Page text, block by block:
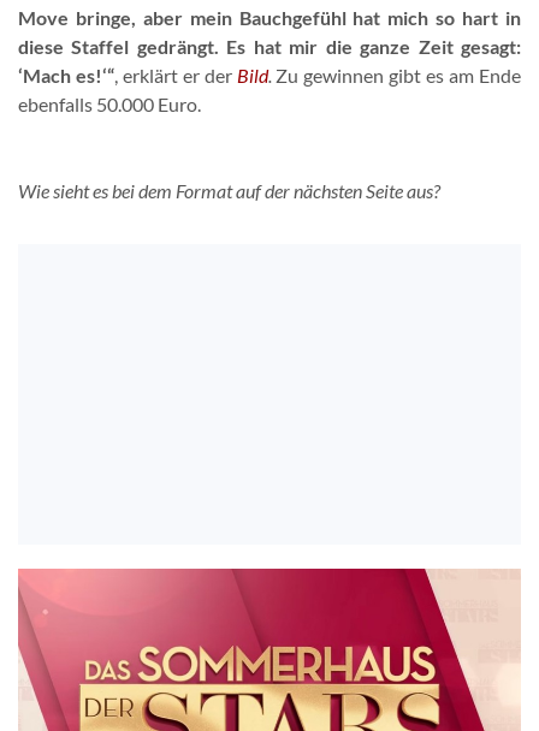
Move bringe, aber mein Bauchgefühl hat mich so hart in
diese Staffel gedrängt. Es hat mir die ganze Zeit gesagt:
‘Mach es!‘“, erklärt er der Bild.Zu gewinnen gibt es am Ende
ebenfalls 50.000 Euro.
Wie sieht es bei dem Format auf der nächsten Seite aus?